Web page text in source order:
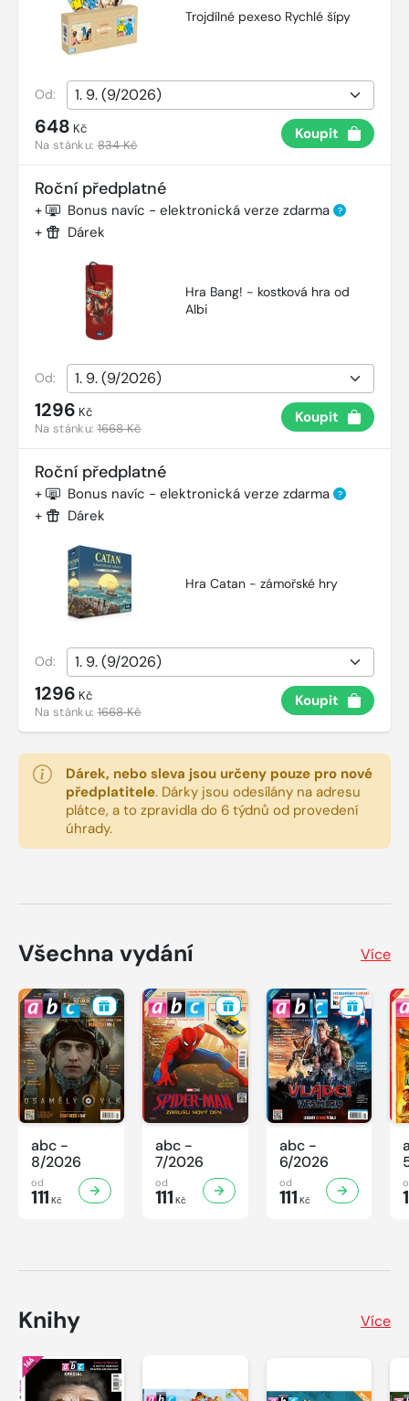
Trojdílné pexeso Rychlé šípy
Od:
648 Kč
Na stánku:834 Kč
Koupit
Roční předplatné
+ Bonus navíc - elektronická verze zdarma ?
+ Dárek
Hra Bang! - kostková hra od
Albi
Od:
1296 Kč
Na stánku:1668 Kč
Koupit
Roční předplatné
+ Bonus navíc - elektronická verze zdarma ?
+ Dárek
Hra Catan - zámořské hry
Od:
1296 Kč
Na stánku:1668 Kč
Koupit
Dárek, nebo sleva jsou určeny pouze pro nové
předplatitele. Dárky jsou odesílány na adresu
plátce, a to zpravidla do 6 týdnů od provedení
úhrady.
Všechna vydání Více
abc -
8/2026
od
111 Kč
abc -
7/2026
od
111 Kč
abc -
6/2026
od
111 Kč
Knihy Více